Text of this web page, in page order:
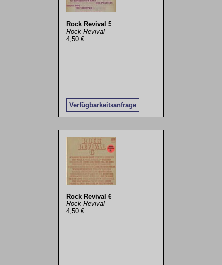
Rock Revival 5
Rock Revival
4,50 €
Verfügbarkeitsanfrage
Rock Revival 6
Rock Revival
4,50 €